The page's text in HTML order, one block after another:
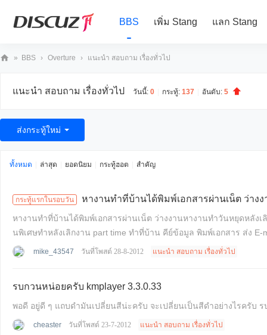
BBS เพิ่ม Stang แลก Stang
» BBS › Overture › แนะนำ สอบถาม เรื่องทั่วไป
แนะนำ สอบถาม เรื่องทั่วไป วันนี้: 0 กระทู้: 137 อันดับ: 5
ส่งกระทู้ใหม่
ทั้งหมด ล่าสุด ยอดนิยม กระทู้ฮอต สำคัญ
กระทู้แรกในรอบวัน หางานทำที่บ้านได้พิมพ์เอกสารผ่านเน็ต ว่าง
หางานทำที่บ้านได้พิมพ์เอกสารผ่านเน็ต ว่างงานหางานทำวันหยุดหลังเลิกงาน ด่วน! หางานทำที่บ้านได้พิมพ์เอกสารผ่านเน็ต ว่างงานหางานทำวันหยุดหลังเลิกงาน
นพิเศษทําหลังเลิกงาน part time ทำที่บ้าน คีย์ข้อมูล พิมพ์เอ
mike_43547 วันที่โพสต์ 28-8-2012 แนะนำ สอบถาม เรื่องทั่วไป
รบกวนหน่อยครับ kmplayer 3.3.0.33
พอดี อยู่ดี ๆ แถบดำมันเปลี่ยนสีน่ะครับ จะเปลี่ยนเป็นสีดำอย่างไรครับ
cheaster วันที่โพสต์ 23-7-2012 แนะนำ สอบถาม เรื่องทั่วไป